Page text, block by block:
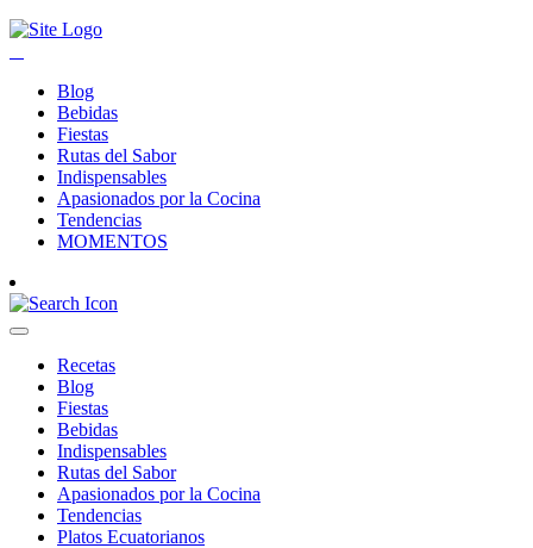
Blog
Bebidas
Fiestas
Rutas del Sabor
Indispensables
Apasionados por la Cocina
Tendencias
MOMENTOS
Recetas
Blog
Fiestas
Bebidas
Indispensables
Rutas del Sabor
Apasionados por la Cocina
Tendencias
Platos Ecuatorianos